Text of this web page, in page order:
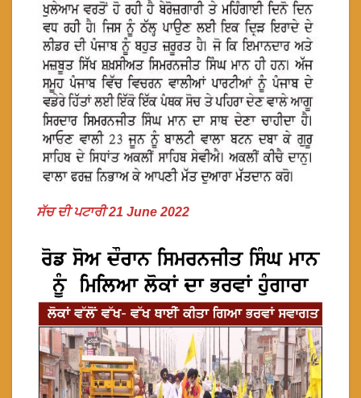
ਸੱਚ ਦੀ ਪਟਾਰੀ 21 June 2022